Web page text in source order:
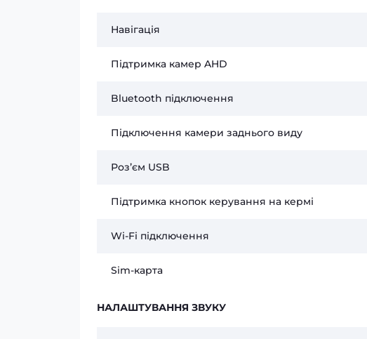
Навігація
Підтримка камер AHD
Bluetooth підключення
Підключення камери заднього виду
Розʼєм USB
Підтримка кнопок керування на кермі
Wi-Fi підключення
Sim-карта
НАЛАШТУВАННЯ ЗВУКУ